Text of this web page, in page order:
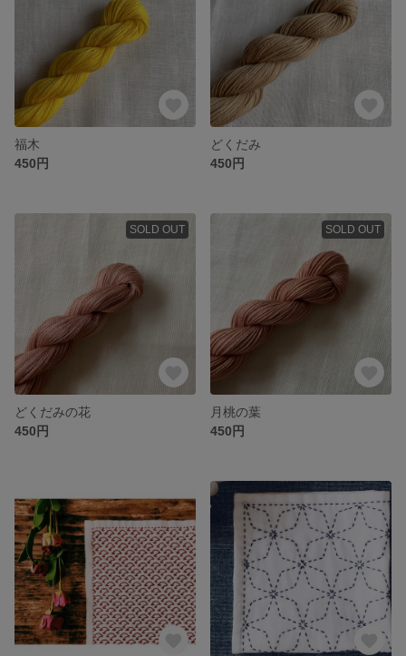
福木
450円
どくだみ
450円
SOLD OUT
どくだみの花
450円
SOLD OUT
月桃の葉
450円